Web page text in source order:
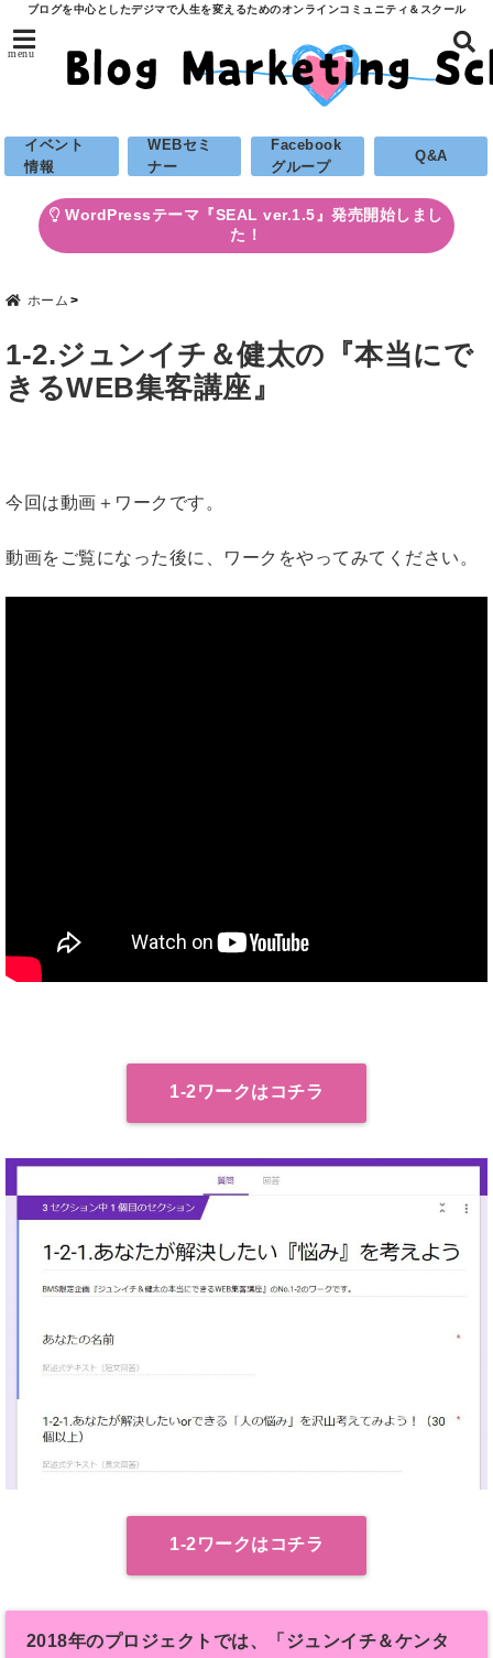
ブログを中心としたデジマで人生を変えるためのオンラインコミュニティ＆スクール
menu
イベント
情報
WEBセミ
ナー
Facebook
グループ
Q&A
WordPressテーマ『SEAL ver.1.5』発売開始しまし
た！
ホーム
1-2.ジュンイチ＆健太の『本当にで
きるWEB集客講座』
今回は動画＋ワークです。
動画をご覧になった後に、ワークをやってみてください。
1-2ワークはコチラ
1-2ワークはコチラ
2018年のプロジェクトでは、「ジュンイチ＆ケンタ